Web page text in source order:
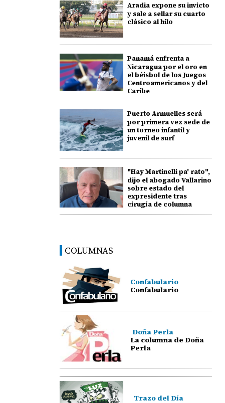
Aradia expone su invicto
y sale a sellar su cuarto
clásico al hilo
Panamá enfrenta a
Nicaragua por el oro en
el béisbol de los Juegos
Centroamericanos y del
Caribe
Puerto Armuelles será
por primera vez sede de
un torneo infantil y
juvenil de surf
"Hay Martinelli pa' rato",
dijo el abogado Vallarino
sobre estado del
expresidente tras
cirugía de columna
COLUMNAS
Confabulario
Confabulario
Doña Perla
La columna de Doña
Perla
Trazo del Día